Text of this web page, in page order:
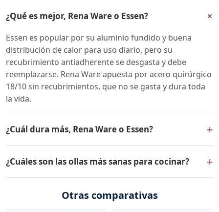
¿Qué es mejor, Rena Ware o Essen? +
Essen es popular por su aluminio fundido y buena
distribución de calor para uso diario, pero su
recubrimiento antiadherente se desgasta y debe
reemplazarse. Rena Ware apuesta por acero quirúrgico
18/10 sin recubrimientos, que no se gasta y dura toda
la vida.
¿Cuál dura más, Rena Ware o Essen? +
una vida útil de décadas / toda la vida con garantía de
por vida. Essen ofrece una vida útil de media — se
durabilidad a largo plazo, el acero quirúrgico 18/10 sin
¿Cuáles son las ollas más sanas para cocinar? +
inoxidable quirúrgico 18/10 como las de Rena Ware. No
Otras comparativas